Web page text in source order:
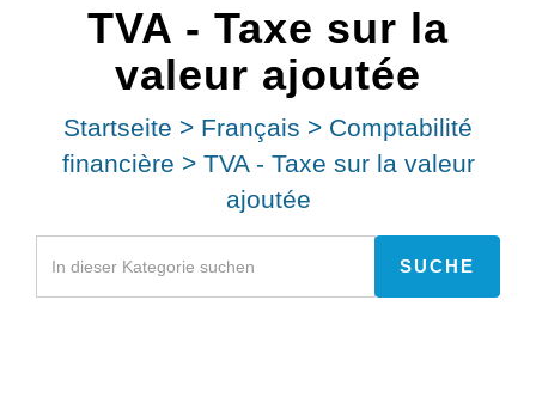
Anmeldung
TVA - Taxe sur la
valeur ajoutée
Startseite > Français > Comptabilité
financière > TVA - Taxe sur la valeur
ajoutée